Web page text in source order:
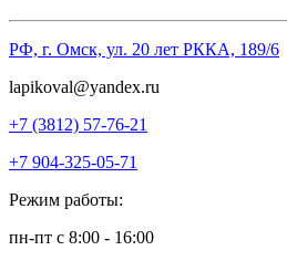
РФ, г. Омск, ул. 20 лет РККА, 189/6
lapikoval@yandex.ru
+7 (3812) 57-76-21
+7 904-325-05-71
Режим работы:
пн-пт с 8:00 - 16:00